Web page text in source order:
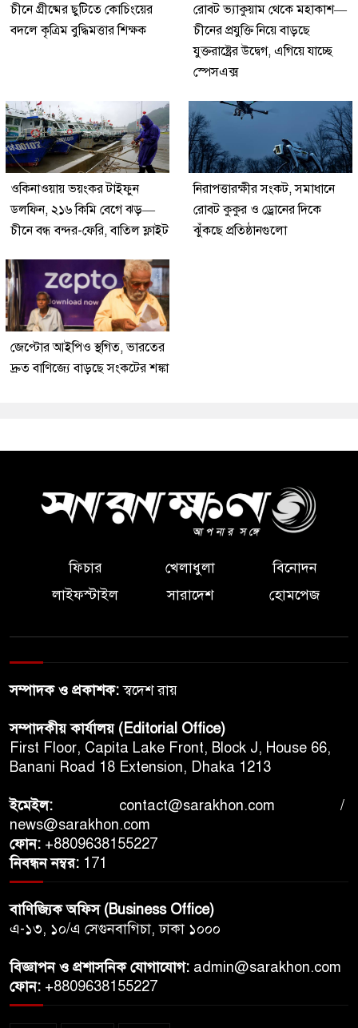
চীনে গ্রীষ্মের ছুটিতে কোচিংয়ের
বদলে কৃত্রিম বুদ্ধিমত্তার শিক্ষক
রোবট ভ্যাকুয়াম থেকে মহাকাশ—
চীনের প্রযুক্তি নিয়ে বাড়ছে
যুক্তরাষ্ট্রের উদ্বেগ, এগিয়ে যাচ্ছে
স্পেসএক্স
ওকিনাওয়ায় ভয়ংকর টাইফুন
ডলফিন, ২১৬ কিমি বেগে ঝড়—
চীনে বন্ধ বন্দর-ফেরি, বাতিল ফ্লাইট
নিরাপত্তারক্ষীর সংকট, সমাধানে
রোবট কুকুর ও ড্রোনের দিকে
ঝুঁকছে প্রতিষ্ঠানগুলো
জেপ্টোর আইপিও স্থগিত, ভারতের
দ্রুত বাণিজ্যে বাড়ছে সংকটের শঙ্কা
ফিচার খেলাধুলা
বিনোদন
লাইফস্টাইল
সারাদেশ হোমপেজ
সম্পাদক ও প্রকাশক:স্বদেশ রায়
সম্পাদকীয় কার্যালয় (Editorial Office)
First Floor, Capita Lake Front, Block J, House 66,
Banani Road 18 Extension, Dhaka 1213
ইমেইল: contact@sarakhon.com /
news@sarakhon.com
ফোন: +8809638155227
নিবন্ধন নম্বর: 171
বাণিজ্যিক অফিস (Business Office)
এ-১৩, ১০/এ সেগুনবাগিচা, ঢাকা ১০০০
বিজ্ঞাপন ও প্রশাসনিক যোগাযোগ: admin@sarakhon.com
ফোন: +8809638155227